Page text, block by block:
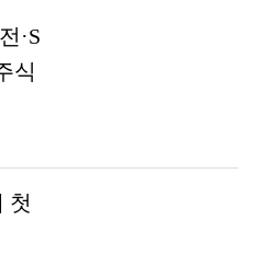
·S
식
첫